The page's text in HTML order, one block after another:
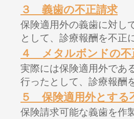
３ 義歯の不正請求
保険適用外の義歯に対し
として、診療報酬を不正
４ メタルボンドの不
実際には保険適用外であ
行ったとして、診療報酬
５ 保険適用外とする
保険請求可能な義歯を作